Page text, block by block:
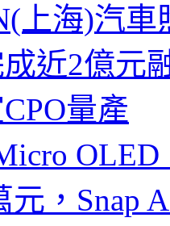
上海)汽
近2億元
量產
元，Snap